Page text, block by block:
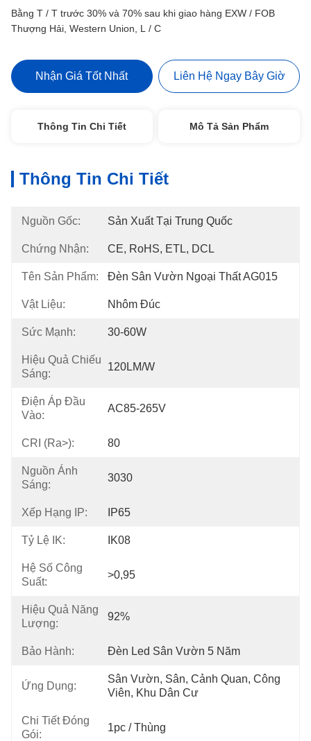
Bằng T / T trước 30% và 70% sau khi giao hàng EXW / FOB
Thượng Hải, Western Union, L / C
Nhận Giá Tốt Nhất Liên Hệ Ngay Bây Giờ
Thông Tin Chi Tiết Mô Tả Sản Phẩm
Thông Tin Chi Tiết
Nguồn Gốc: Sản Xuất Tại Trung Quốc
Chứng Nhận: CE, RoHS, ETL, DCL
Tên Sản Phẩm: Đèn Sân Vườn Ngoại Thất AG015
Vật Liệu: Nhôm Đúc
Sức Mạnh: 30-60W
Hiệu Quả Chiếu
Sáng:
120LM/W
Điện Áp Đầu
Vào:
AC85-265V
CRI (Ra>): 80
Nguồn Ánh
Sáng:
3030
Xếp Hạng IP: IP65
Tỷ Lệ IK: IK08
Hệ Số Công
Suất:
>0,95
Hiệu Quả Năng
Lượng:
92%
Bảo Hành: Đèn Led Sân Vườn 5 Năm
Ứng Dụng:
Sân Vườn, Sân, Cảnh Quan, Công
Viên, Khu Dân Cư
Chi Tiết Đóng
Gói:
1pc / Thùng